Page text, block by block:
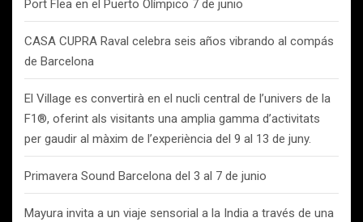
Port Flea en el Puerto Olímpico 7 de junio
CASA CUPRA Raval celebra seis años vibrando al compás
de Barcelona
El Village es convertirà en el nucli central de l’univers de la
F1®, oferint als visitants una amplia gamma d’activitats
per gaudir al màxim de l’experiència del 9 al 13 de juny.
Primavera Sound Barcelona del 3 al 7 de junio
Mayura invita a un viaje sensorial a la India a través de una